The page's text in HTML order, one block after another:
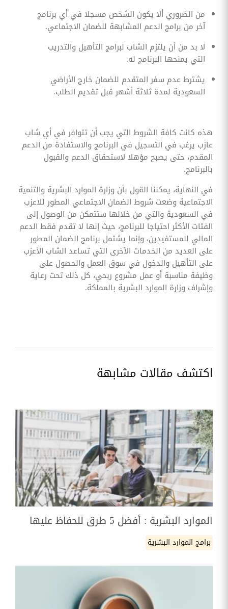
من الضروري ألا يكون الشخص مسجلا في أي برنامج
آخر من برامج الدعم المشابهة للضمان الاجتماعي.
لا بد من أن يلتزم الشاب لبرامج التأهيل والتدريب
التي يمنحها البرنامج له.
يشترط عدم سفر المتقدم للضمان خارج الأراضي
السعودية لمدة ثلاثة أشهر قبل تقديم الطلب.
هذه كانت كافة الشروط التي يجب أن تتوافر في أي شاب
عازب يرغب في التسجيل في البرنامج والاستفادة من الدعم
المقدم، حتى يصبح مؤهلا لاستحقاق الدعم والقبول
بالبرنامج.
في النهاية، يمكننا القول بأن وزارة الموارد البشرية والتنمية
الاجتماعية وضعت شروط الضمان الاجتماعي المطور للاعزب
في السعودية والتي من خلالها ستتمكن من الوصول إلى
الفئات الأكثر احتياجا للبرنامج، حيث إنها لا تقدم فقط الدعم
المالي للمستفيدين، وإنما يشتمل برنامج الضمان المطور
على العديد من الخدمات الأخرى التي تساعد الشاب الأعزب
على التأهيل والدخول في سوق العمل والحصول على
وظيفة مناسبة أو عمل مشروع ربحي، كل ذلك تحت رعاية
وإشراف وزارة الموارد البشرية بالمملكة.
اكتشف مقالات مشابهة
الموارد البشرية : أفضل 5 طرق للحفاظ عليها
برامج الموارد البشرية